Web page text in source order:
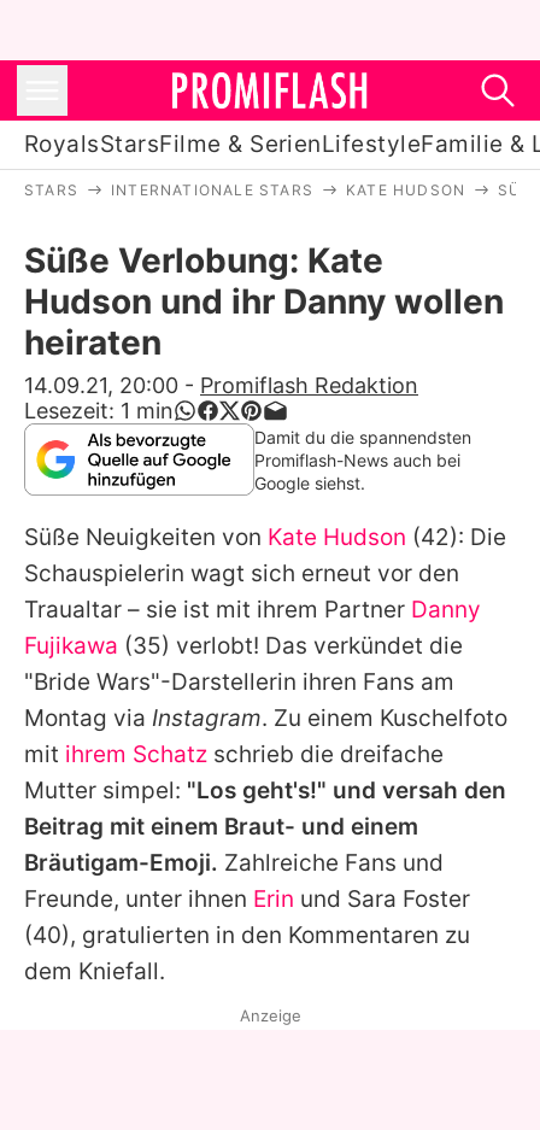
RoyalsStarsFilme & SerienLifestyleFamilie &
Stars
Filme & Serien
Lifestyle
Familie & Liebe
Promiflash Exklusiv
Alle Themen auf Promiflash
Jobs
App runterladen
Team
Redaktionelle Richtlinien
Impressum
Datenschutzerklärung
STARS INTERNATIONALE STARS KATE HUDSON
Süße Verlobung: Kate
Hudson und ihr Danny wollen
heiraten
14.09.21, 20:00 - Promiflash Redaktion
Lesezeit: 1 min
Damit du die spannendsten
Promiflash-News auch bei
Google siehst.
Süße Neuigkeiten von Kate Hudson (42): Die
Schauspielerin wagt sich erneut vor den
Traualtar – sie ist mit ihrem Partner Danny
Fujikawa (35) verlobt! Das verkündet die
"Bride Wars"-Darstellerin ihren Fans am
Montag via Instagram. Zu einem Kuschelfoto
mit ihrem Schatz schrieb die dreifache
Mutter simpel: "Los geht's!" und versah den
Beitrag mit einem Braut- und einem
Bräutigam-Emoji. Zahlreiche Fans und
Freunde, unter ihnen Erin und Sara Foster
(40), gratulierten in den Kommentaren zu
dem Kniefall.
Anzeige